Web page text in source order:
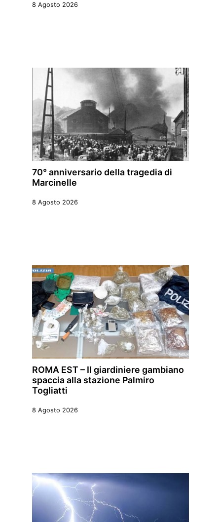
8 Agosto 2026
70° anniversario della tragedia di
Marcinelle
8 Agosto 2026
ROMA EST – Il giardiniere gambiano
spaccia alla stazione Palmiro
Togliatti
8 Agosto 2026